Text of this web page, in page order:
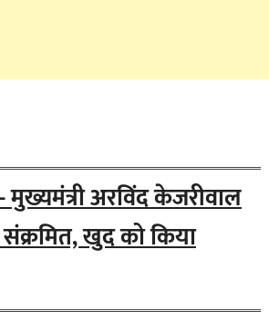
अरविंद केजरीवाल
संक्रमित, खुद को किया